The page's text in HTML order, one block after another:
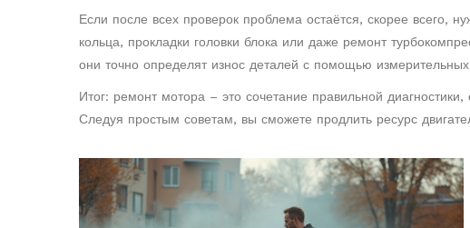
Если после всех проверок проблема остаётся, скорее
кольца, прокладки головки блока или даже ремонт
они точно определят износ деталей с помощью измерительных
Итог: ремонт мотора – это сочетание правильной
Следуя простым советам, вы сможете продлить ресурс